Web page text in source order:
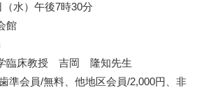
水）午後7時30分
館
臨床教授 吉岡 隆知先生
準会員/無料、他地区会員/2,000円、非